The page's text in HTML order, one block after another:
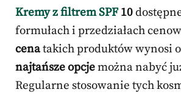
Kremy z filtrem SPF10
formułach i przedziałach
cenatakich produktów wynosi
najtańsze opcjemożna nabyć
Regularne stosowanie tych